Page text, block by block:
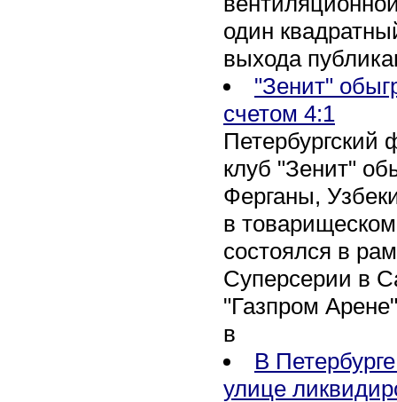
один
выхода
"Зенит"
счетом 4:1
Петербургский
клуб "Зенит"
Ферганы,
в
состоялся в
Суперсерии в
"Газпром
в
В
улице